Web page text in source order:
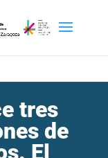
tres
de
El